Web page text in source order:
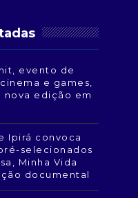
evento de
e games,
nova edição em
Ipirá convoca
selecionados
Minha Vida
documental